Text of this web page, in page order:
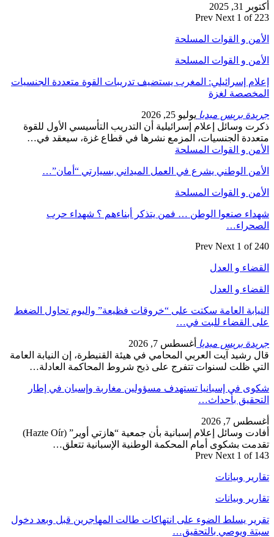
أكتوبر 31, 2025
Prev Next 1 of 223
الأمن و القوات المسلحة
الأمن و القوات المسلحة
إعلام إسرائيلي: المغرب يستضيف تدريبات القوة متعددة الجنسيات
المخصصة لغزة
جريدة بريس ميديا يوليو 25, 2026
ذكرت وسائل إعلام إسرائيلية أن التدريب التأسيسي الأول للقوة
متعددة الجنسيات، المزمع نشرها في قطاع غزة، سيعقد في…
الأمن و القوات المسلحة
الأمن الوطني يشرع في العمل الميداني بسيارتي “أمان”…
الأمن و القوات المسلحة
شهداء صنعوا الوطن … فمن يتذكر أبناءهم ؟ شهداء حرب
الصحراء…
Prev Next 1 of 240
القضاء و العدل
القضاء و العدل
النيابة العامة سكتت على “خروقات فظيعة” واليوم تحاول الضغط
على القضاء للبت في…
جريدة بريس ميديا أغسطس 7, 2026
قال رشيد آيت العربي المحامي في هيئة القنيطرة، إن النيابة العامة
التي ظلت لسنوات تتفرج على ذبح شروط المحاكمة العادلة…
شكوى في إسبانيا تستهدف مسؤولين مغاربة وإسبان في إطار
التحقيق بأحداث…
أغسطس 7, 2026
أفادت وسائل إعلام إسبانية بأن جمعية “هازتي أوير” (Hazte Oír)
تقدمت بشكوى أمام المحكمة الوطنية الإسبانية تتعلق…
Prev Next 1 of 143
تقارير وبيانات
تقارير وبيانات
تقرير يسلط الضوء على انتهاكات طالت المهاجرين قبل وبعد دخول
سبتة ويوصي بالتحقيق…